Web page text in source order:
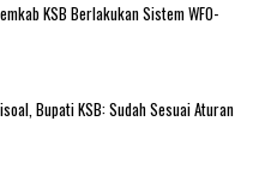
KSB Berlakukan Sistem WFO-
Bupati KSB: Sudah Sesuai Aturan